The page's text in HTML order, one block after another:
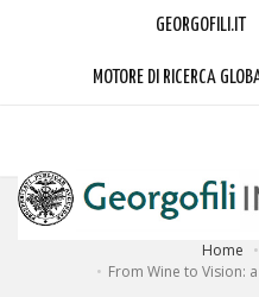
GEORGOFILI.IT
MOTORE DI RICERCA
a cura dell'Accademia dei
Home
From Wine to Vision: